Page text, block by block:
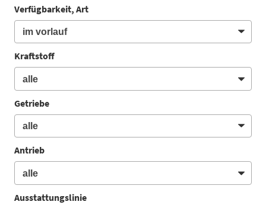
Verfügbarkeit, Art
Kraftstoff
Getriebe
Antrieb
Ausstattungslinie